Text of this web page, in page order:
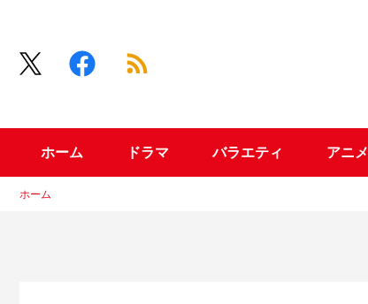
ホーム ドラマ バラエティ アニメ
ホーム